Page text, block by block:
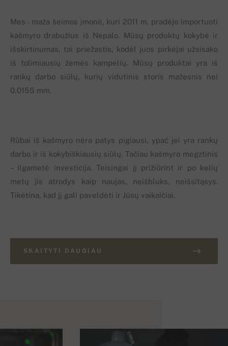
Mes - maža šeimos įmonė, kuri 2011 m. pradėjo importuoti
kašmyro drabužius iš Nepalo. Mūsų produktų kokybė ir
išskirtinumas, tai priežastis, kodėl juos pirkėjai užsisako
iš tolimiausių žemės kampelių. Mūsų produktai yra iš
rankų darbo siūlų, kurių vidutinis storis mažesnis nei
0,0155 mm.
Rūbai iš kašmyro nėra patys pigiausi, ypač jei yra rankų
darbo ir iš kokybiškiausių siūlų. Tačiau kašmyro megztinis
– ilgametė investicija. Teisingai jį prižiūrint ir po kelių
metų jis atrodys kaip naujas, neišbluks, neišsitąsys.
Tikėtina, kad jį gali paveldėti ir Jūsų vaikaičiai.
SKAITYTI DAUGIAU